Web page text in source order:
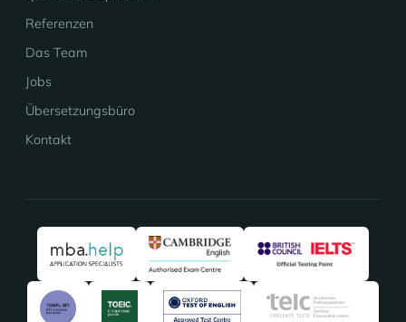
Referenzen
Das Team
Jobs
Übersetzungsbüro
Kontakt